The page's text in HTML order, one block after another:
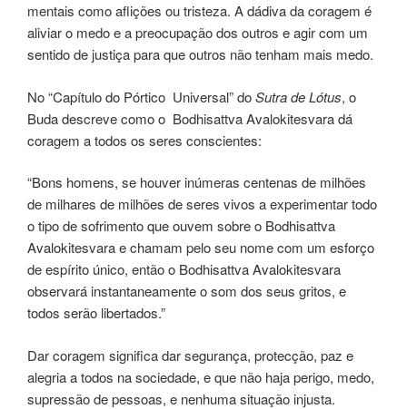
mentais como aflições ou tristeza. A dádiva da coragem é
aliviar o medo e a preocupação dos outros e agir com um
sentido de justiça para que outros não tenham mais medo.
No “Capítulo do Pórtico Universal” doSutra de Lótus, o
Buda descreve como o Bodhisattva Avalokitesvara dá
coragem a todos os seres conscientes:
“Bons homens, se houver inúmeras centenas de milhões
de milhares de milhões de seres vivos a experimentar todo
o tipo de sofrimento que ouvem sobre o Bodhisattva
Avalokitesvara e chamam pelo seu nome com um esforço
de espírito único, então o Bodhisattva Avalokitesvara
observará instantaneamente o som dos seus gritos, e
todos serão libertados.”
Dar coragem significa dar segurança, protecção, paz e
alegria a todos na sociedade, e que não haja perigo, medo,
supressão de pessoas, e nenhuma situação injusta.